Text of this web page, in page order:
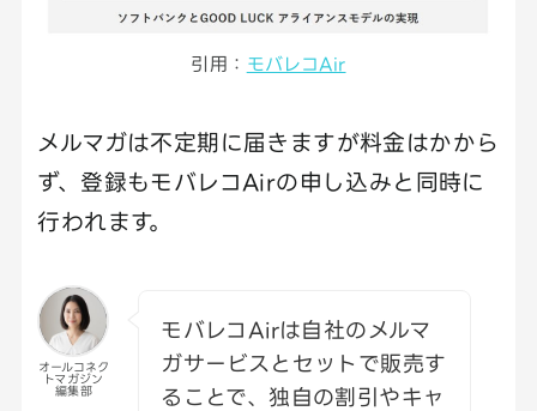
引用： モバレコAir
メルマガは不定期に届きますが料金はかから
ず、登録もモバレコAirの申し込みと同時に
行われます。
オールコネク
トマガジン
編集部
モバレコAirは自社のメルマ
ガサービスとセットで販売す
ることで、独自の割引やキャ